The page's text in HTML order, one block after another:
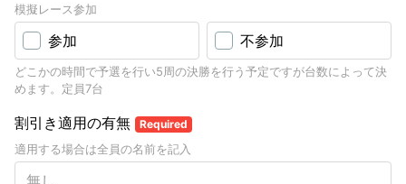
模擬レース参加
参加 不参加
どこかの時間で予選を行い5周の決勝を行う予定ですが台数によって決
めます。定員7台
割引き適用の有無 Required
適用する場合は全員の名前を記入